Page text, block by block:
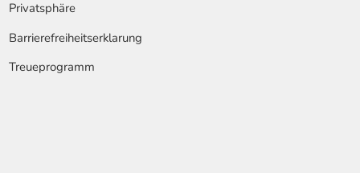
Privatsphäre
Barrierefreiheitserklarung
Treueprogramm